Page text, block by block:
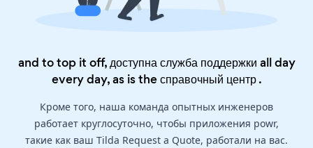
and to top it off, доступна служба поддержки all day
every day, as is theсправочный центр.
Кроме того, наша команда опытных инженеров
работает круглосуточно, чтобы приложения powr,
такие как ваш Tilda Request a Quote, работали на вас.